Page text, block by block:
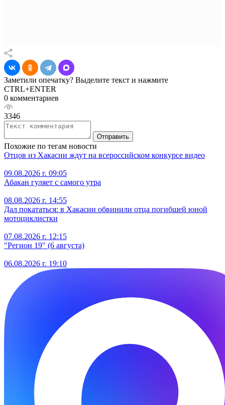
Заметили опечатку? Выделите текст и нажмите
CTRL+ENTER
0 комментариев
3346
Отправить
Похожие по тегам новости
Отцов из Хакасии ждут на всероссийском конкурсе видео
09.08.2026 г. 09:05
Абакан гуляет с самого утра
08.08.2026 г. 14:55
Дал покататься: в Хакасии обвинили отца погибшей юной
мотоциклистки
07.08.2026 г. 12:15
"Регион 19" (6 августа)
06.08.2026 г. 19:10